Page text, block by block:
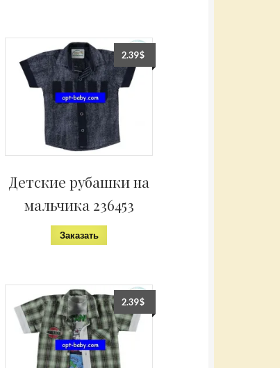
Детские рубашки на
мальчика 236453
2.39$
Заказать
2.39$